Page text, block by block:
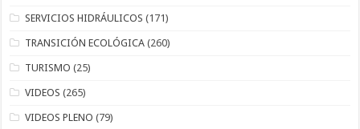
SERVICIOS HIDRÁULICOS (171)
TRANSICIÓN ECOLÓGICA (260)
TURISMO (25)
VIDEOS (265)
VIDEOS PLENO (79)